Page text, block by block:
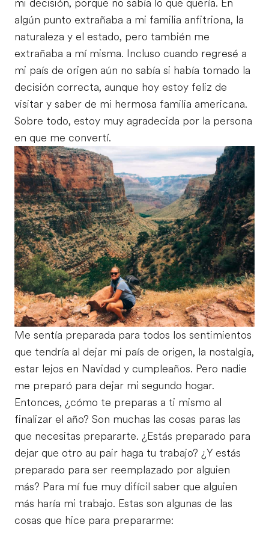
mi decisión, porque no sabía lo que quería. En
algún punto extrañaba a mi familia anfitriona, la
naturaleza y el estado, pero también me
extrañaba a mí misma. Incluso cuando regresé a
mi país de origen aún no sabía si había tomado la
decisión correcta, aunque hoy estoy feliz de
visitar y saber de mi hermosa familia americana.
Sobre todo, estoy muy agradecida por la persona
en que me convertí.
Me sentía preparada para todos los sentimientos
que tendría al dejar mi país de origen, la nostalgia,
estar lejos en Navidad y cumpleaños. Pero nadie
me preparó para dejar mi segundo hogar.
Entonces, ¿cómo te preparas a ti mismo al
finalizar el año? Son muchas las cosas paras las
que necesitas prepararte. ¿Estás preparado para
dejar que otro au pair haga tu trabajo? ¿Y estás
preparado para ser reemplazado por alguien
más? Para mí fue muy difícil saber que alguien
más haría mi trabajo. Estas son algunas de las
cosas que hice para prepararme: